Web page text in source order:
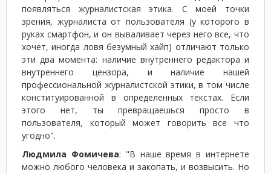
появляться журналистская этика. С моей точки
зрения, журналиста от пользователя (у которого в
руках смартфон, и он вываливает через него все, что
хочет, иногда ловя безумный хайп) отличают только
эти два момента: наличие внутреннего редактора и
внутреннего цензора, и наличие нашей
профессиональной журналистской этики, в том числе
конституированной в определенных текстах. Если
этого нет, ты превращаешься просто в
пользователя, который может говорить все что
угодно".
Людмила Фомичева: "В наше время в интернете
можно любого человека и закопать, и возвысить. Но